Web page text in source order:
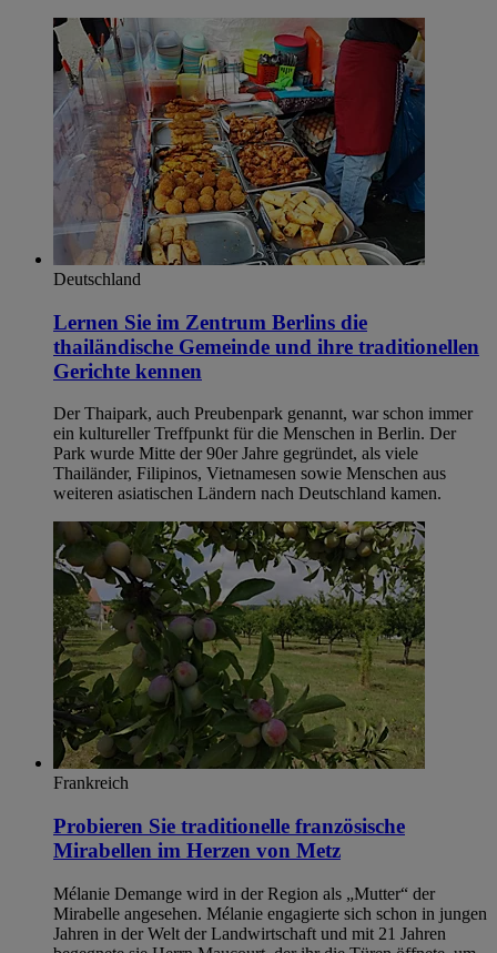
Deutschland
Lernen Sie im Zentrum Berlins die
thailändische Gemeinde und ihre traditionellen
Gerichte kennen
Der Thaipark, auch Preubenpark genannt, war schon immer
ein kultureller Treffpunkt für die Menschen in Berlin. Der
Park wurde Mitte der 90er Jahre gegründet, als viele
Thailänder, Filipinos, Vietnamesen sowie Menschen aus
weiteren asiatischen Ländern nach Deutschland kamen.
Frankreich
Probieren Sie traditionelle französische
Mirabellen im Herzen von Metz
Mélanie Demange wird in der Region als „Mutter“ der
Mirabelle angesehen. Mélanie engagierte sich schon in jungen
Jahren in der Welt der Landwirtschaft und mit 21 Jahren